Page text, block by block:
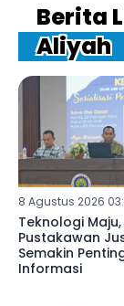
Berita
Aliyah
8 Agustus 2026
Teknologi Maju,
Pustakawan
Semakin
Informasi